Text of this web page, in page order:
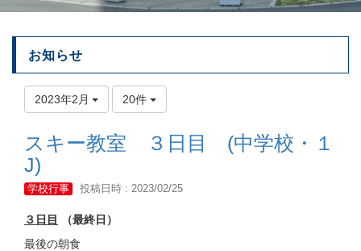
お知らせ
2023年2月 20件
スキー教室 ３日目 (中学校・１
J)
学校行事 投稿日時 : 2023/02/25
３日目
（最終日）
最後の朝食